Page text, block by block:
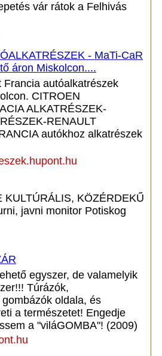
vár rátok a Felhivás
- MaTi-CaR
áron Miskolcon....
autóalkatrészek
CITROEN
ALKATRÉSZEK-
RENAULT
autókhoz alkatrészek
KÖZÉRDEKŰ
javni monitor Potiskog
egyszer, de valamelyik
Túrázók,
oldala, és
a természetet! Engedje
a "viláGOMBA"! (2009)